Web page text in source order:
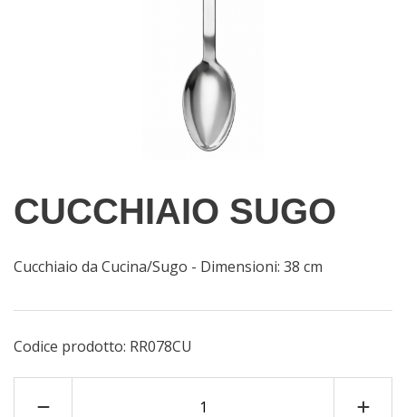
CUCCHIAIO SUGO
Cucchiaio da Cucina/Sugo - Dimensioni: 38 cm
Codice prodotto: RR078CU